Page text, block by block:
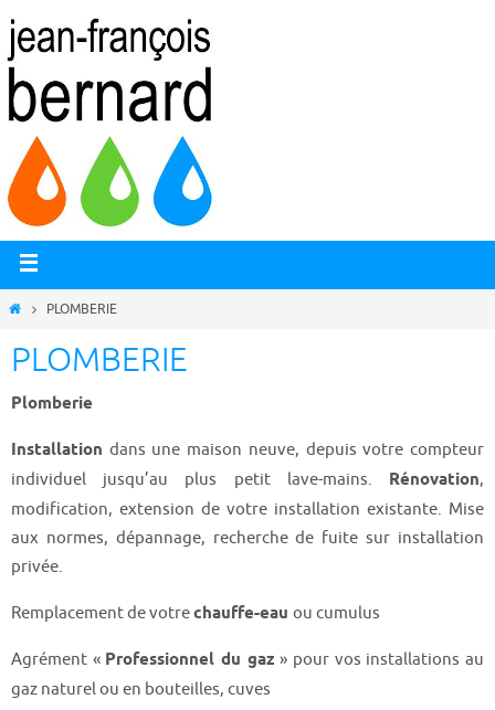
PLOMBERIE
PLOMBERIE
Plomberie
Installation dans une maison neuve, depuis votre compteur
individuel jusqu’au plus petit lave-mains. Rénovation,
modification, extension de votre installation existante. Mise
aux normes, dépannage, recherche de fuite sur installation
privée.
Remplacement de votrechauffe-eau ou cumulus
Agrément « Professionnel du gaz » pour vos installations au
gaz naturel ou en bouteilles, cuves